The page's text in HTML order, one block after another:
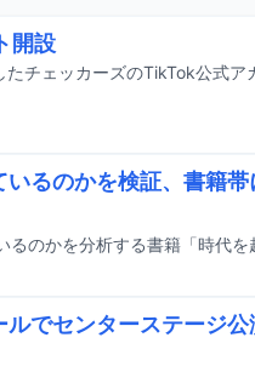
開設
チェッカーズのTikTok公式ア
るのかを検証、書籍
でセンターステージ公